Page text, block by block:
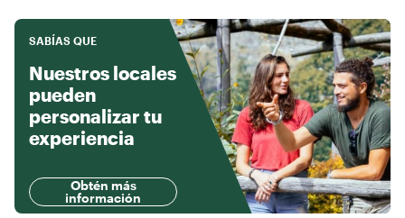
SABÍAS QUE
Nuestros locales
pueden
personalizar tu
experiencia
Obtén más
información